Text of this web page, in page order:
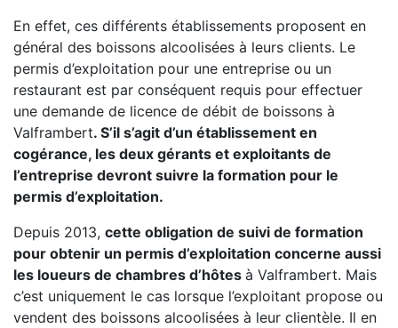
En effet, ces différents établissements proposent en
général des boissons alcoolisées à leurs clients. Le
permis d’exploitation pour une entreprise ou un
restaurant est par conséquent requis pour effectuer
une demande de licence de débit de boissons à
Valframbert. S’il s’agit d’un établissement en
cogérance, les deux gérants et exploitants de
l’entreprise devront suivre la formation pour le
permis d’exploitation.
Depuis 2013, cette obligation de suivi de formation
pour obtenir un permis d’exploitation concerne aussi
les loueurs de chambres d’hôtes à Valframbert. Mais
c’est uniquement le cas lorsque l’exploitant propose ou
vendent des boissons alcoolisées à leur clientèle. Il en